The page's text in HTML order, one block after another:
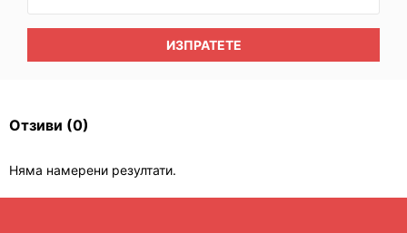
ИЗПРАТЕТЕ
Отзиви (0)
Няма намерени резултати.